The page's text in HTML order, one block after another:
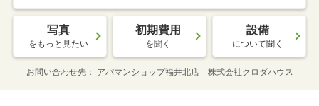
写真
をもっと見たい
初期費用
を聞く
設備
について聞く
お問い合わせ先 アパマンショップ福井北店 株式会社クロダハウス